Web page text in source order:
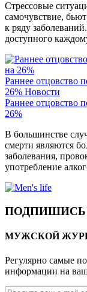
Стрессовые
самочувствие,
к ряду
доступного
Раннее отцовство
26% Новости
Раннее отцовство
26%
В большинстве
смерти являются
заболевания,
употребление
ПОДПИШИСЬ
МУЖСКОЙ
Регулярно самые
информации на